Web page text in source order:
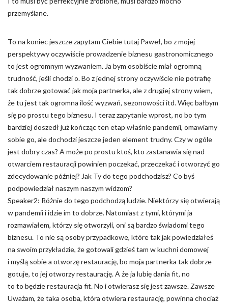
przemyślane.
To na koniec jeszcze zapytam Ciebie tutaj Paweł, bo z mojej
perspektywy oczywiście prowadzenie biznesu gastronomicznego
to jest ogromnym wyzwaniem. Ja bym osobiście miał ogromną
trudność, jeśli chodzi o. Bo z jednej strony oczywiście nie potrafię
tak dobrze gotować jak moja partnerka, ale z drugiej strony wiem,
że tu jest tak ogromna ilość wyzwań, sezonowości itd. Więc bałbym
się po prostu tego biznesu. I teraz zapytanie wprost, no bo tym
bardziej doszedł już kończąc ten etap właśnie pandemii, omawiamy
sobie go, ale dochodzi jeszcze jeden element trudny. Czy w ogóle
jest dobry czas? A może po prostu ktoś, kto zastanawia się nad
otwarciem restauracji powinien poczekać, przeczekać i otworzyć go
zdecydowanie później? Jak Ty do tego podchodzisz? Co byś
podpowiedział naszym naszym widzom?
Speaker2: Różnie do tego podchodzą ludzie. Niektórzy się otwierają
w pandemii i idzie im to dobrze. Natomiast z tymi, którymi ja
rozmawiałem, którzy się otworzyli, oni są bardzo świadomi tego
biznesu. To nie są osoby przypadkowe, które tak jak powiedziałeś
na swoim przykładzie, że gotowali gdzieś tam w kuchni domowej
i myślą sobie a otworzę restaurację, bo moja partnerka tak dobrze
gotuje, to jej otworzy restaurację. A że ja lubię dania fit, no
to to będzie restauracja fit. No i otwierasz się jest zawsze. Zawsze
Uważam, że taka osoba, która otwiera restaurację, powinna chociaż